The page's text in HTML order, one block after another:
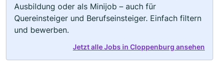
Ausbildung oder als Minijob – auch für
Quereinsteiger und Berufseinsteiger. Einfach filtern
und bewerben.
Jetzt alle Jobs in Cloppenburg ansehen